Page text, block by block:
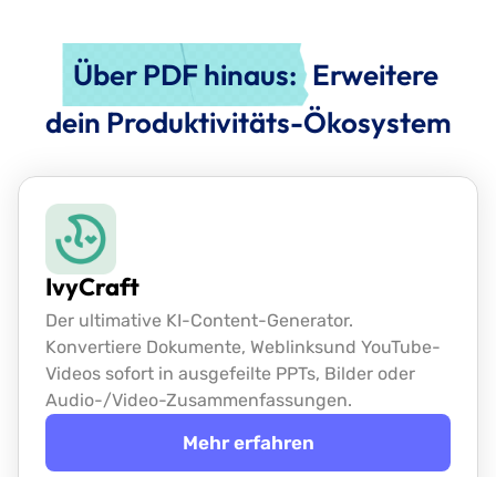
Über PDF hinaus: Erweitere
dein Produktivitäts-Ökosystem
IvyCraft
Der ultimative KI-Content-Generator.
Konvertiere Dokumente, Weblinksund YouTube-
Videos sofort in ausgefeilte PPTs, Bilder oder
Audio-/Video-Zusammenfassungen.
Mehr erfahren